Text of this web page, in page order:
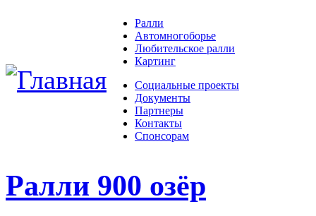
Ралли
Автомногоборье
Любительское ралли
Картинг
Социальные проекты
Документы
Партнеры
Контакты
Спонсорам
Ралли 900 озёр